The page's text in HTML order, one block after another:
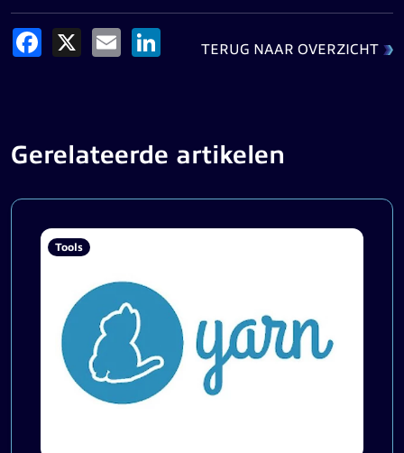
Facebook Email
TERUG NAAR OVERZICHT
Gerelateerde artikelen
Tools